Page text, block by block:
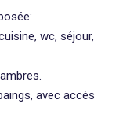
wc, séjour,
avec accès